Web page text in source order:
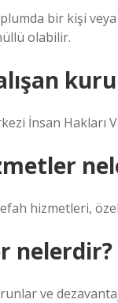
bir kişi
olabilir.
İnsan Hakları
hizmetleri,
nelerdir?
ve